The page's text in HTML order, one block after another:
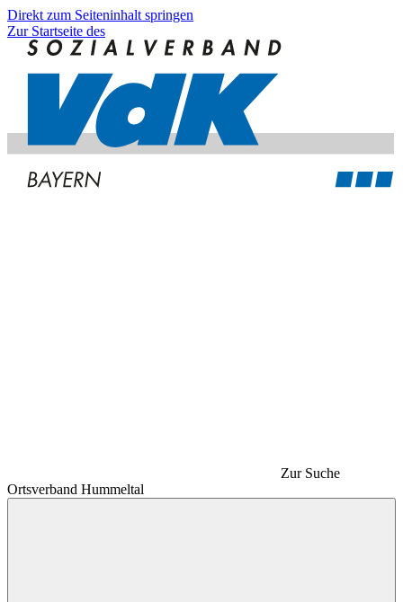
Direkt zum Seiteninhalt springen
Zur Startseite des
Zur Suche
Ortsverband Hummeltal